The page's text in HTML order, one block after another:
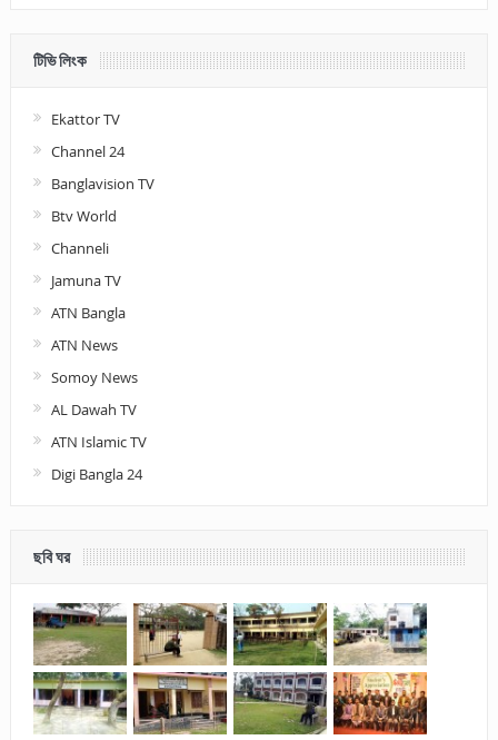
টিভি লিংক
Ekattor TV
Channel 24
Banglavision TV
Btv World
Channeli
Jamuna TV
ATN Bangla
ATN News
Somoy News
AL Dawah TV
ATN Islamic TV
Digi Bangla 24
ছবি ঘর